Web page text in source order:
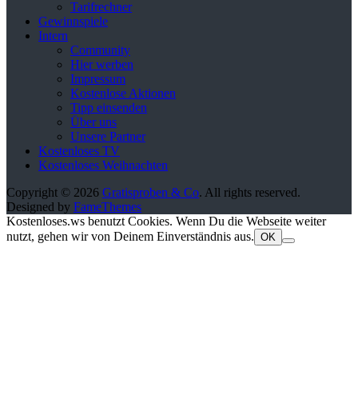
Tarifrechner
Gewinnspiele
Intern
Community
Hier werben
Impressum
Kostenlose Aktionen
Tipp einsenden
Über uns
Unsere Partner
Kostenloses TV
Kostenloses Weihnachten
Copyright © 2026 Gratisproben & Co. All rights reserved.
Designed by FameThemes
Kostenloses.ws benutzt Cookies. Wenn Du die Webseite weiter
nutzt, gehen wir von Deinem Einverständnis aus. OK